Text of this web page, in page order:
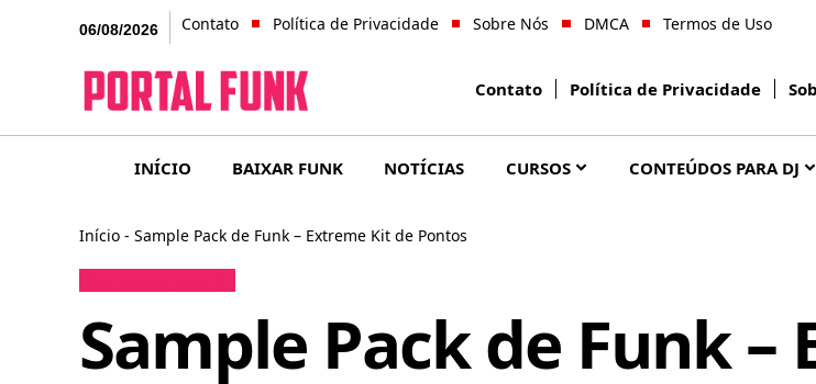
06/08/2026 Contato Política de Privacidade Sobre Nós DMCA Termos de Uso
Contato Política de Privacidade
INÍCIO BAIXAR FUNK NOTÍCIAS CURSOS CONTEÚDOS PARA DJ
Início - Sample Pack de Funk – Extreme Kit de Pontos
Sample Pack de Funk